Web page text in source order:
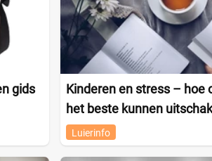
gids
Kinderen en stress – hoe
het beste kunnen
Luierinfo